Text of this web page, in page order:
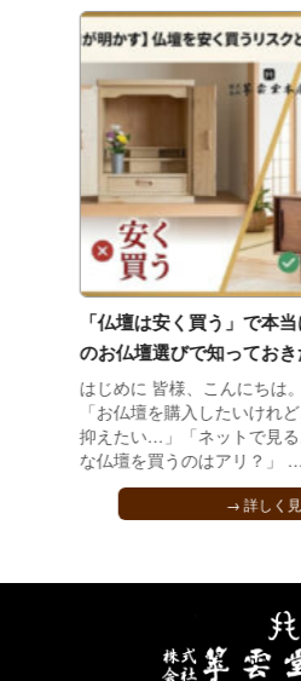
「仏壇は安く買う」で本
のお仏壇選びで知ってお
はじめに 皆様、こんにちは
「お仏壇を購入したいけれ
抑えたい…」「ネットで見
な仏壇を買うのはアリ？」 …
→ 詳しく